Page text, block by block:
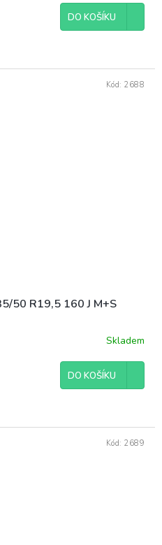
DO KOŠÍKU
50 R19,5 160 J M+S
Skladem
DO KOŠÍKU
Kód: 2688
Kód: 2689